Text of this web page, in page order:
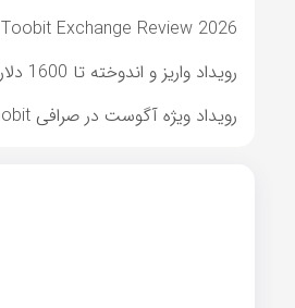
Toobit Exchange Review 2026 | بررسی کامل صرافی Toobit و شرایط استفاده کاربران ایرانی
رویداد واریز و اندوخته تا 1600 دلار پاداش و 20 درصد نرخ سود سالانه و گردونه شانس تضمینی
رویداد ویژه آگوست در صرافی Toobit